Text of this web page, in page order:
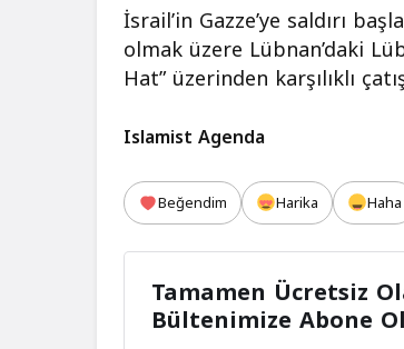
İsrail’in Gazze’ye saldırı
olmak üzere Lübnan’daki
Hat” üzerinden karşılıklı
Islamist Agenda
Beğendim Harika Haha
Tamamen Ücretsiz
Bültenimize Abone